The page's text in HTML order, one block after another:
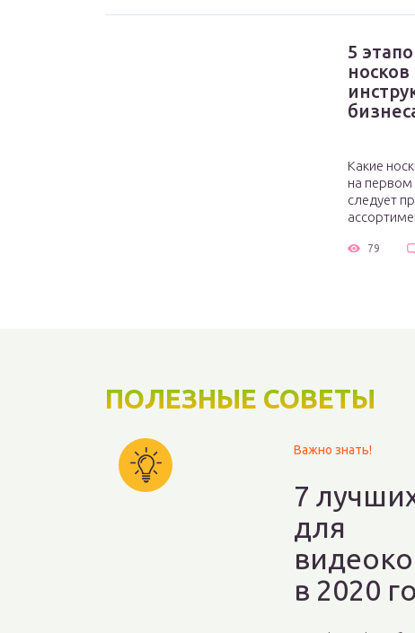
5
Какие
на первом
следует
79
ПОЛЕЗНЫЕ СОВЕТЫ
Важно знать!
7
для
в 2020